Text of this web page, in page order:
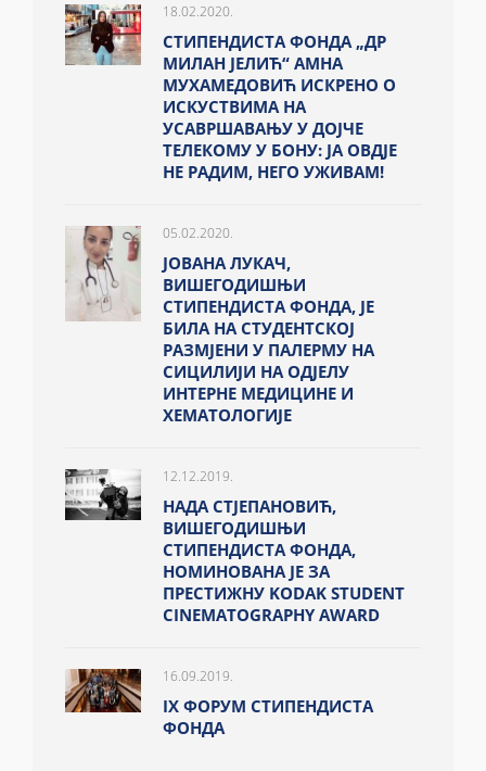
18.02.2020.
СТИПЕНДИСТА ФОНДА „ДР
МИЛАН ЈЕЛИЋ“ АМНА
МУХАМЕДОВИЋ ИСКРЕНО О
ИСКУСТВИМА НА
УСАВРШАВАЊУ У ДОЈЧЕ
ТЕЛЕКОМУ У БОНУ: ЈА ОВДЈЕ
НЕ РАДИМ, НЕГО УЖИВАМ!
05.02.2020.
ЈОВАНА ЛУКАЧ,
ВИШЕГОДИШЊИ
СТИПЕНДИСТА ФОНДА, ЈЕ
БИЛА НА СТУДЕНТСКОЈ
РАЗМЈЕНИ У ПАЛЕРМУ НА
СИЦИЛИЈИ НА ОДЈЕЛУ
ИНТЕРНЕ МЕДИЦИНЕ И
ХЕМАТОЛОГИЈЕ
12.12.2019.
НАДА СТЈЕПАНОВИЋ,
ВИШЕГОДИШЊИ
СТИПЕНДИСТА ФОНДА,
НОМИНОВАНА ЈЕ ЗА
ПРЕСТИЖНУ KODAK STUDENT
CINEMATOGRAPHY AWARD
16.09.2019.
IX ФОРУМ СТИПЕНДИСТА
ФОНДА